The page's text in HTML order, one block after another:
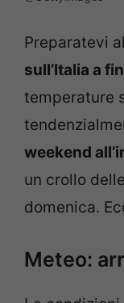
Preparatevi
sull’Italia a
temperature
weekend
un crollo
domenica.
Meteo: